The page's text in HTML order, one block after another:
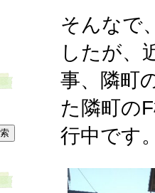
そんなで
したが、
事、隣町
た隣町の
行中です